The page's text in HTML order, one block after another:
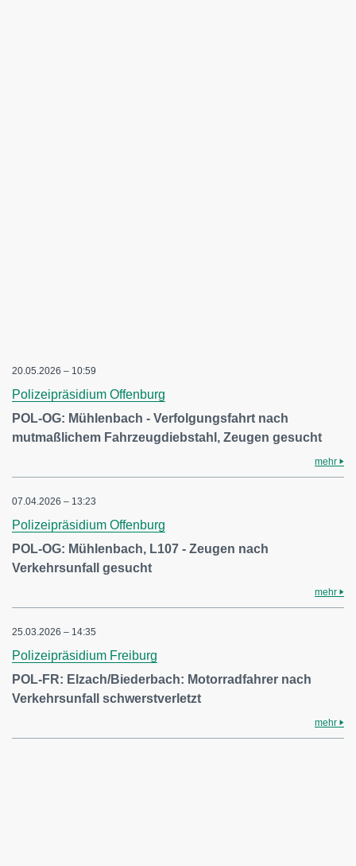
20.05.2026 – 10:59
Polizeipräsidium Offenburg
POL-OG: Mühlenbach - Verfolgungsfahrt nach
mutmaßlichem Fahrzeugdiebstahl, Zeugen gesucht
mehr
07.04.2026 – 13:23
Polizeipräsidium Offenburg
POL-OG: Mühlenbach, L107 - Zeugen nach
Verkehrsunfall gesucht
mehr
25.03.2026 – 14:35
Polizeipräsidium Freiburg
POL-FR: Elzach/Biederbach: Motorradfahrer nach
Verkehrsunfall schwerstverletzt
mehr